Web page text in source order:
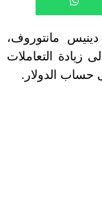
مانتوروف،
زيادة التعاملات
حساب الدولار.